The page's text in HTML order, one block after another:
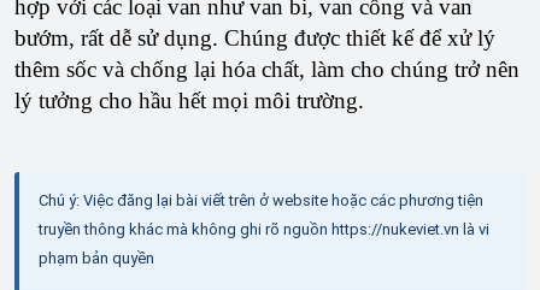
hợp với các loại van như van bi, van cổng và van
bướm, rất dễ sử dụng. Chúng được thiết kế để xử lý
thêm sốc và chống lại hóa chất, làm cho chúng trở nên
lý tưởng cho hầu hết mọi môi trường.
Chú ý: Việc đăng lại bài viết trên ở website hoặc các phương tiện
truyền thông khác mà không ghi rõ nguồn https://nukeviet.vn là vi
phạm bản quyền